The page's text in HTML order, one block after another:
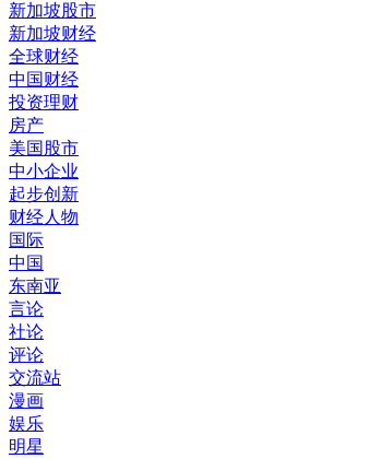
新加坡股市
新加坡财经
全球财经
中国财经
投资理财
房产
美国股市
中小企业
起步创新
财经人物
国际
中国
东南亚
言论
社论
评论
交流站
漫画
娱乐
明星